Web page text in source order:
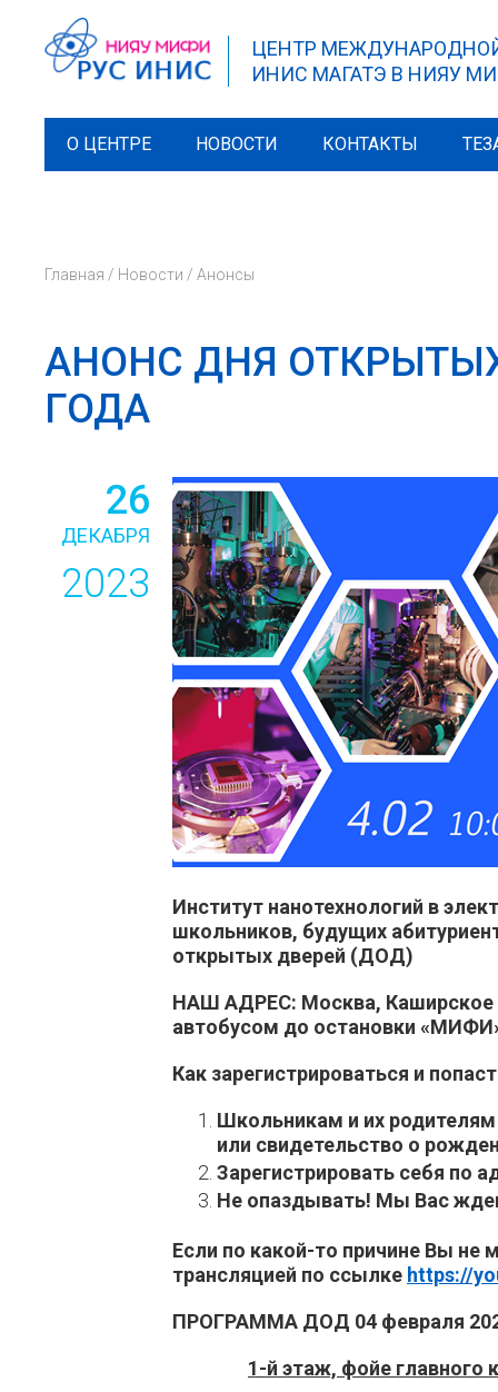
ЦЕНТР
ИНИС МАГАТЭ В НИЯУ
О ЦЕНТРЕ НОВОСТИ КОНТАКТЫ
Главная / Новости / Анонсы
АНОНС ДНЯ
ГОДА
26
ДЕКАБРЯ
2023
Институт нанотехнологий в
школьников, будущих
открытых дверей (ДОД)
НАШ АДРЕС: Москва, Каширское
автобусом до остановки
Как зарегистрироваться и
Школьникам и их
или свидетельство о
Зарегистрировать себя по
Не опаздывать! Мы Вас
Если по какой-то причине Вы не
трансляцией по ссылке https://
ПРОГРАММА ДОД 04 февраля
1-й этаж, фойе главного